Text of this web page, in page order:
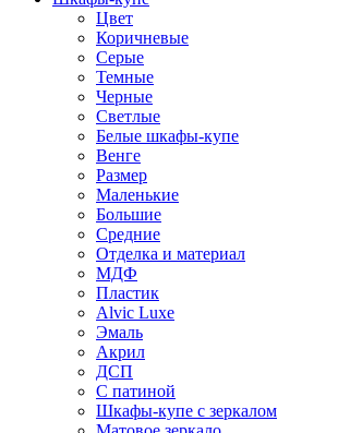
Цвет
Коричневые
Серые
Темные
Черные
Светлые
Белые шкафы-купе
Венге
Размер
Маленькие
Большие
Средние
Отделка и материал
МДФ
Пластик
Alvic Luxe
Эмаль
Акрил
ДСП
С патиной
Шкафы-купе с зеркалом